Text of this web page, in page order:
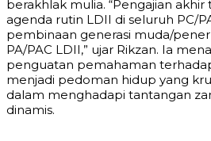
berakhlak mulia. “Pengajian
agenda rutin LDII di seluruh PC/
pembinaan generasi muda/
PA/PAC LDII,” ujar Rikzan. Ia
penguatan pemahaman
menjadi pedoman hidup yang
dalam menghadapi tantangan
dinamis.